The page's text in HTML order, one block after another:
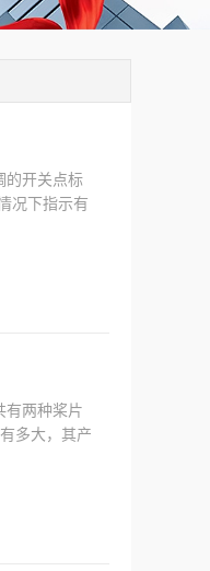
的开关点标
况下指示有
学设备、X
两种桨片
多大，其产